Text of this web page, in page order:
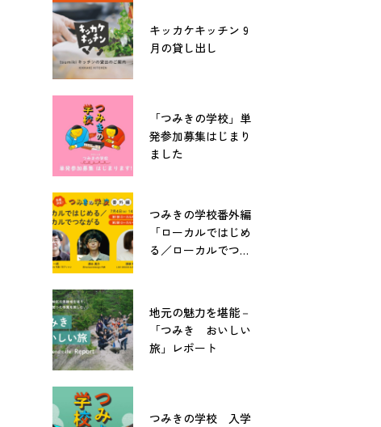
キッカケキッチン 9
月の貸し出し
「つみきの学校」単
発参加募集はじまり
ました
つみきの学校番外編
「ローカルではじめ
る／ローカルでつな
地元の魅力を堪能－
「つみき おいしい
旅」レポート
つみきの学校 入学